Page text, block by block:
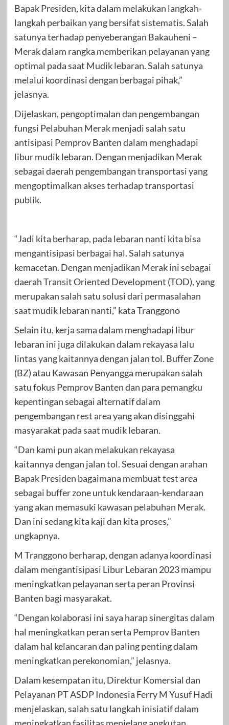
Bapak Presiden, kita dalam melakukan langkah-
langkah perbaikan yang bersifat sistematis. Salah
satunya terhadap penyeberangan Bakauheni –
Merak dalam rangka memberikan pelayanan yang
optimal pada saat Mudik lebaran. Salah satunya
melalui koordinasi dengan berbagai pihak,”
jelasnya.
Dijelaskan, pengoptimalan dan pengembangan
fungsi Pelabuhan Merak menjadi salah satu
antisipasi Pemprov Banten dalam menghadapi
libur mudik lebaran. Dengan menjadikan Merak
sebagai daerah pengembangan transportasi yang
mengoptimalkan akses terhadap transportasi
publik.
“Jadi kita berharap, pada lebaran nanti kita bisa
mengantisipasi berbagai hal. Salah satunya
kemacetan. Dengan menjadikan Merak ini sebagai
daerah Transit Oriented Development (TOD), yang
merupakan salah satu solusi dari permasalahan
saat mudik lebaran nanti,” kata Tranggono
Selain itu, kerja sama dalam menghadapi libur
lebaran ini juga dilakukan dalam rekayasa lalu
lintas yang kaitannya dengan jalan tol. Buffer Zone
(BZ) atau Kawasan Penyangga merupakan salah
satu fokus Pemprov Banten dan para pemangku
kepentingan sebagai alternatif dalam
pengembangan rest area yang akan disinggahi
masyarakat pada saat mudik lebaran.
“Dan kami pun akan melakukan rekayasa
kaitannya dengan jalan tol. Sesuai dengan arahan
Bapak Presiden bagaimana membuat test area
sebagai buffer zone untuk kendaraan-kendaraan
yang akan memasuki kawasan pelabuhan Merak.
Dan ini sedang kita kaji dan kita proses,”
ungkapnya.
M Tranggono berharap, dengan adanya koordinasi
dalam mengantisipasi Libur Lebaran 2023 mampu
meningkatkan pelayanan serta peran Provinsi
Banten bagi masyarakat.
“Dengan kolaborasi ini saya harap sinergitas dalam
hal meningkatkan peran serta Pemprov Banten
dalam hal kelancaran dan paling penting dalam
meningkatkan perekonomian,” jelasnya.
Dalam kesempatan itu, Direktur Komersial dan
Pelayanan PT ASDP Indonesia Ferry M Yusuf Hadi
menjelaskan, salah satu langkah inisiatif dalam